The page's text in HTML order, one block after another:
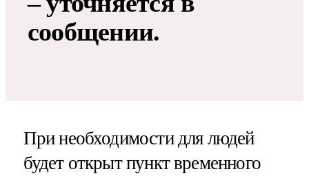
сообщении.
При необходимости для людей
будет открыт пункт временного